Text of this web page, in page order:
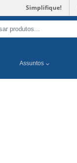
Simplifique!
Assuntos